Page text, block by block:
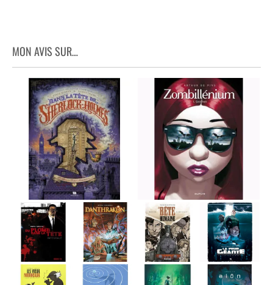
MON AVIS SUR…